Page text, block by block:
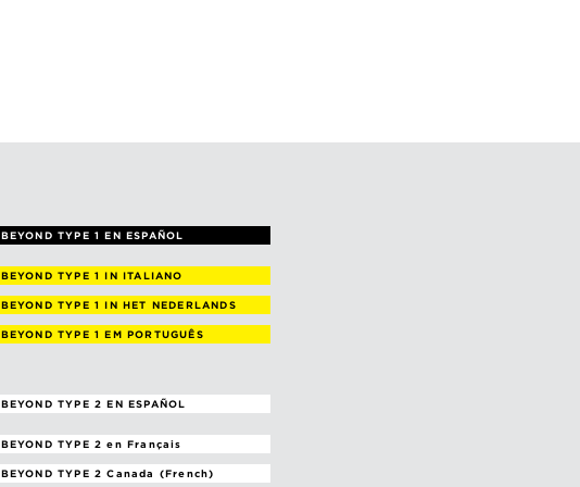
BEYOND TYPE 1 EN ESPAÑOL
BEYOND TYPE 1IN ITALIANO
BEYOND TYPE 1IN HET NEDERLANDS
BEYOND TYPE 1EM PORTUGUÊS
BEYOND TYPE 2 EN ESPAÑOL
BEYOND TYPE 2en Français
BEYOND TYPE 2Canada (French)